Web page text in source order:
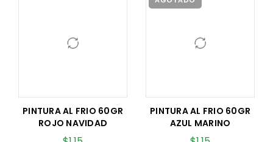
PINTURA AL FRIO 60GR
ROJO NAVIDAD
PINTURA AL FRIO 60GR
AZUL MARINO